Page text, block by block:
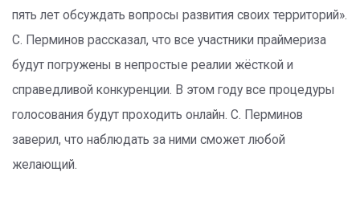
пять лет обсуждать вопросы развития своих территорий».
С. Перминов рассказал, что все участники праймериза
будут погружены в непростые реалии жёсткой и
справедливой конкуренции. В этом году все процедуры
голосования будут проходить онлайн. С. Перминов
заверил, что наблюдать за ними сможет любой
желающий.